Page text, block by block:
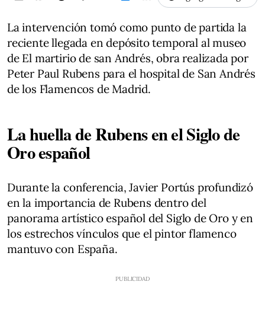
La intervención tomó como punto de partida la
reciente llegada en depósito temporal al museo
de El martirio de san Andrés, obra realizada por
Peter Paul Rubens para el hospital de San Andrés
de los Flamencos de Madrid.
La huella de Rubens en el Siglo de
Oro español
Durante la conferencia, Javier Portús profundizó
en la importancia de Rubens dentro del
panorama artístico español del Siglo de Oro y en
los estrechos vínculos que el pintor flamenco
mantuvo con España.